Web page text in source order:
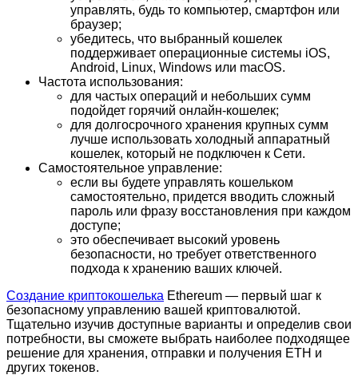
управлять, будь то компьютер, смартфон или
браузер;
убедитесь, что выбранный кошелек
поддерживает операционные системы iOS,
Android, Linux, Windows или macOS.
Частота использования:
для частых операций и небольших сумм
подойдет горячий онлайн-кошелек;
для долгосрочного хранения крупных сумм
лучше использовать холодный аппаратный
кошелек, который не подключен к Сети.
Самостоятельное управление:
если вы будете управлять кошельком
самостоятельно, придется вводить сложный
пароль или фразу восстановления при каждом
доступе;
это обеспечивает высокий уровень
безопасности, но требует ответственного
подхода к хранению ваших ключей.
Создание криптокошелька Ethereum — первый шаг к
безопасному управлению вашей криптовалютой.
Тщательно изучив доступные варианты и определив свои
потребности, вы сможете выбрать наиболее подходящее
решение для хранения, отправки и получения ETH и
других токенов.